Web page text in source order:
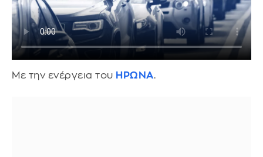
Με την ενέργεια του ΗΡΩΝΑ.